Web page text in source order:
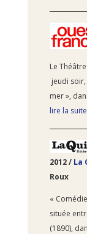
Le
jeudi soir,
mer »,
lire la
2012 / La
Roux
«
située
(1890),